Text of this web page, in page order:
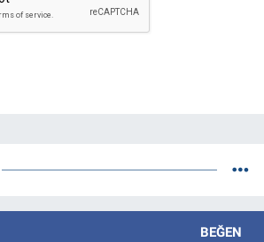
BEĞEN